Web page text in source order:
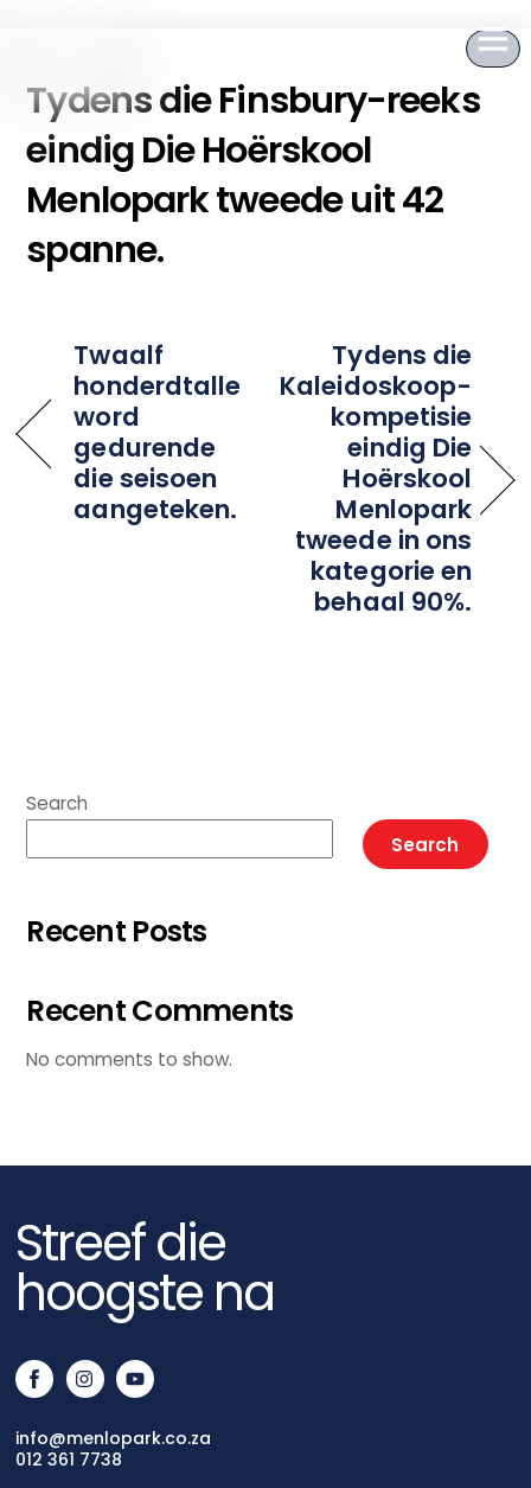
Tydens die Finsbury-reeks
eindig Die Hoërskool
Menlopark tweede uit 42
spanne.
Twaalf
honderdtalle
word
gedurende
die seisoen
aangeteken.
Tydens die
Kaleidoskoop-
kompetisie
eindig Die
Hoërskool
Menlopark
tweede in ons
kategorie en
behaal 90%.
Search
Search
Recent Posts
Recent Comments
No comments to show.
Streef die
hoogste na
info@menlopark.co.za
012 361 7738